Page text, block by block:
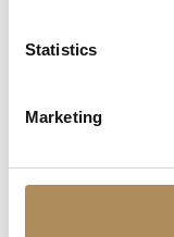
Statistics
Marketing
Are the